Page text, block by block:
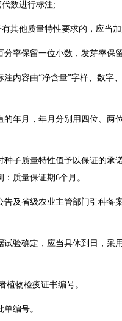
数进行标注;
他质量特性要求的，应当加
率保留一位小数，发芽率保留
容由“净含量”字样、数字
月，年月分别用四位、两位
质量特性值予以保证的承诺
质量保证期6个月。
省级农业主管部门引种备案
确定，应当具体到日，采
物检疫证书编号。
编号。